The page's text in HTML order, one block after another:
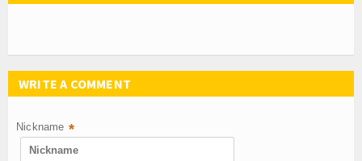
WRITE A COMMENT
Nickname *